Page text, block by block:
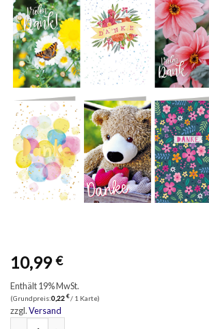
10,99€
Enthält 19% MwSt.
(Grundpreis:0,22 €/ 1 Karte)
zzgl.Versand